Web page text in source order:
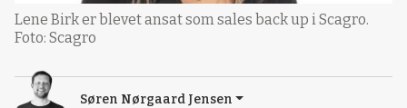
Lene Birk er blevet ansat som sales back up i Scagro.
Foto: Scagro
Søren Nørgaard Jensen